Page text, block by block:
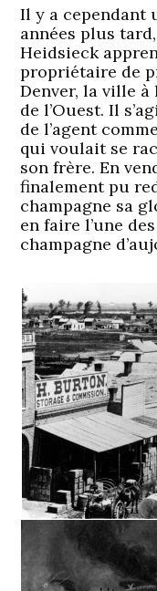
Il y a cependant
années plus
Heidsieck
propriétaire de
Denver, la ville
de l’Ouest. Il
de l’agent
qui voulait se
son frère. En
finalement pu
champagne sa
en faire l’une
champagne